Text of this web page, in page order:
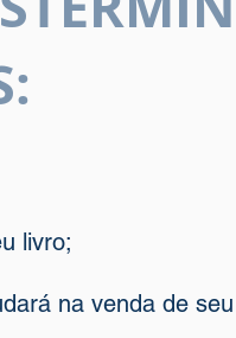
livro;
na venda de